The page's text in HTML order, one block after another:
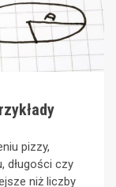
pizzy,
długości czy
niż liczby